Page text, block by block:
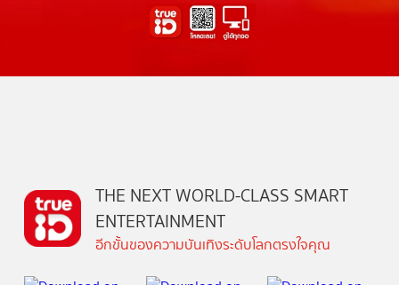
THE NEXT WORLD-CLASS SMART
ENTERTAINMENT
อีกขั้นของความบันเทิงระดับโลกตรงใจคุณ